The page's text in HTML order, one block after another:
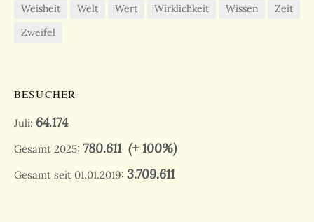
Weisheit
Welt Wert Wirklichkeit Wissen
Zeit
Zweifel
BESUCHER
Juli: 64.174
Gesamt 2025: 780.611(+ 100%)
Gesamt seit 01.01.2019: 3.709.611